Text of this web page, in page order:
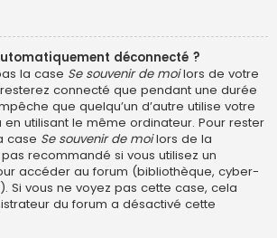
déconnecté ?
la case Se souvenir de moilors de votre
connecté que pendant une durée
que quelqu’un d’autre utilise votre
utilisant le même ordinateur. Pour rester
case Se souvenir de moilors de la
pas recommandé si vous utilisez un
accéder au forum (bibliothèque, cyber-
Si vous ne voyez pas cette case, cela
du forum a désactivé cette